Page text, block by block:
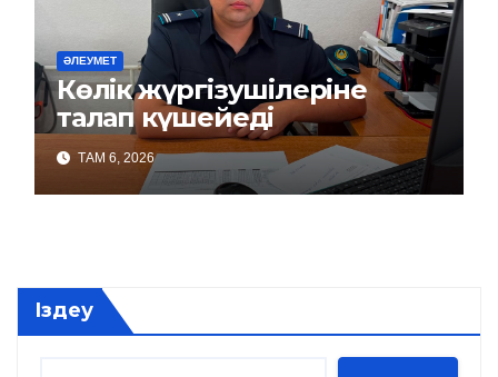
ӘЛЕУМЕТ
Көлік жүргізушілеріне
талап күшейеді
ТАМ 6, 2026
Іздеу